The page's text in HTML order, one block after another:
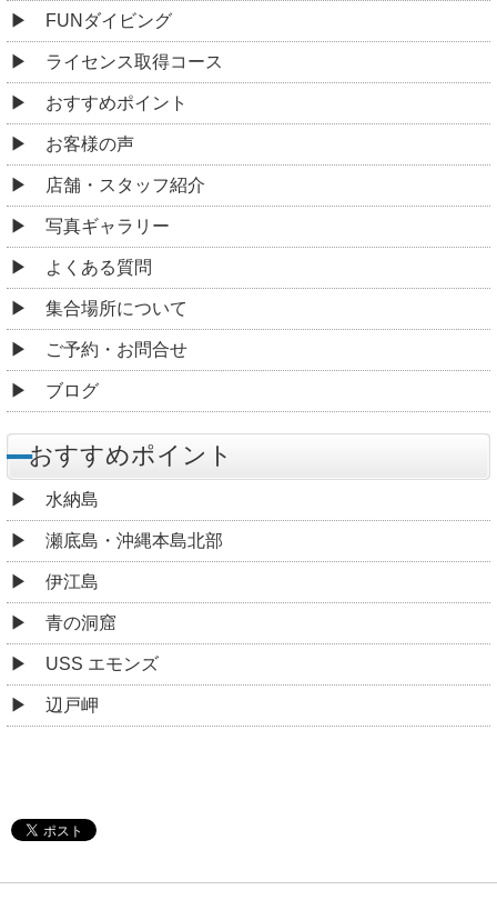
FUNダイビング
ライセンス取得コース
おすすめポイント
お客様の声
店舗・スタッフ紹介
写真ギャラリー
よくある質問
集合場所について
ご予約・お問合せ
ブログ
おすすめポイント
水納島
瀬底島・沖縄本島北部
伊江島
青の洞窟
USS エモンズ
辺戸岬